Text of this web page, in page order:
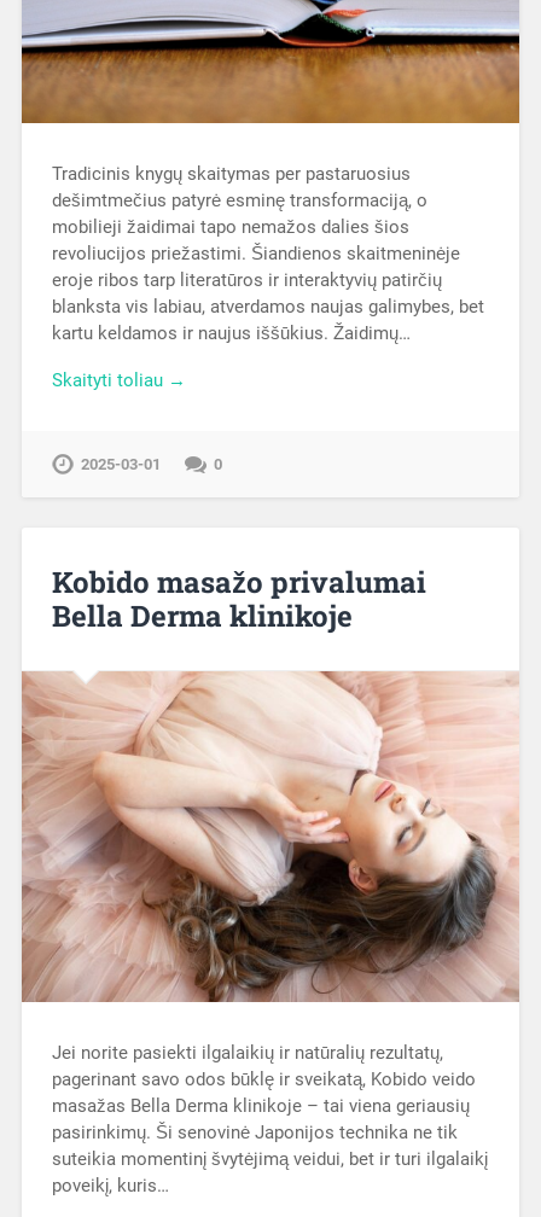
Tradicinis knygų skaitymas per pastaruosius
dešimtmečius patyrė esminę transformaciją, o
mobilieji žaidimai tapo nemažos dalies šios
revoliucijos priežastimi. Šiandienos skaitmeninėje
eroje ribos tarp literatūros ir interaktyvių patirčių
blanksta vis labiau, atverdamos naujas galimybes, bet
kartu keldamos ir naujus iššūkius. Žaidimų…
Skaityti toliau →
2025-03-01 0
Kobido masažo privalumai
Bella Derma klinikoje
Jei norite pasiekti ilgalaikių ir natūralių rezultatų,
pagerinant savo odos būklę ir sveikatą, Kobido veido
masažas Bella Derma klinikoje – tai viena geriausių
pasirinkimų. Ši senovinė Japonijos technika ne tik
suteikia momentinį švytėjimą veidui, bet ir turi ilgalaikį
poveikį, kuris…